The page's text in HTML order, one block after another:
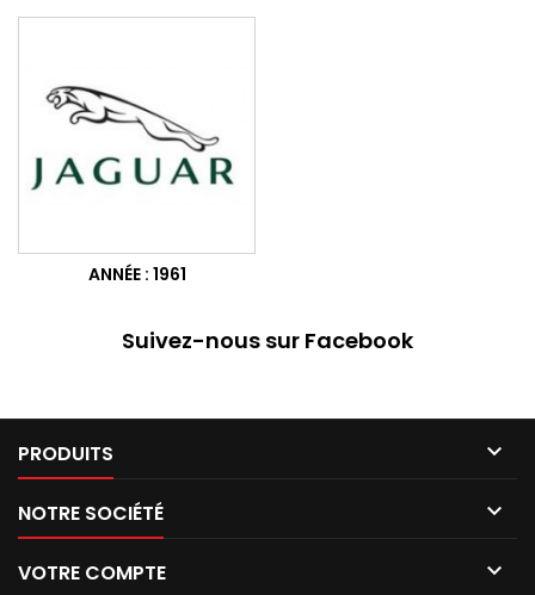
ANNÉE : 1961
Suivez-nous sur Facebook
PRODUITS 
NOTRE SOCIÉTÉ 
VOTRE COMPTE 